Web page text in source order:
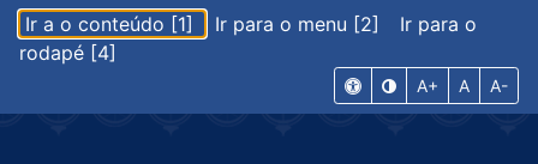
Ir a o conteúdo [1] Ir para o menu [2]
Ir para o
rodapé [4]
A+ A A-